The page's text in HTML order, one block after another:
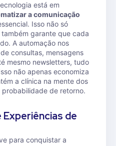
está em
a comunicação
Isso não só
garante que cada
A automação nos
consultas, mensagens
mesmo newsletters, tudo
não apenas economiza
a clínica na mente dos
de retorno.
Experiências de
para conquistar a